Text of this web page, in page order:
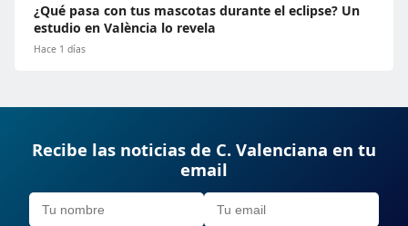
¿Qué pasa con tus mascotas durante el eclipse? Un
estudio en València lo revela
Hace 1 días
Recibe las noticias de C. Valenciana en tu
email